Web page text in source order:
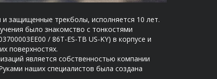
защищенные трекболы, исполняется 10 лет.
было знакомство с тонкостями
/ 86T-ES-TB US-KY) в корпусе и
поверхностях.
является собственностью компании
наших специалистов была создана